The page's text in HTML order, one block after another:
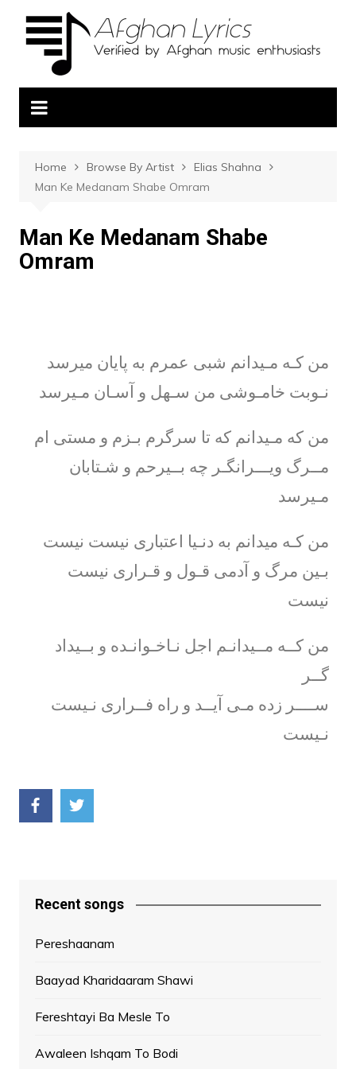
Home Browse By Artist
Elias Shahna
Man Ke Medanam Shabe Omram
Man Ke Medanam Shabe
Omram
من كـه مـیدانم شبی عمرم به پایان میرسد
نـوبت خامـوشی من سـهل و آسـان مـیرسد
من كه مـیدانم كه تا سرگرم بـزم و مستی ام
مــرگ ویـــرانگـر چه بــیرحم و شـتابان
مـیرسد
من كـه میدانم به دنـیا اعتباری نیست نیست
بـین مرگ و آدمی قـول و قـراری نیست
نیست
من كــه مــیدانـم اجل نـاخـوانـده و بــیداد
گــر
ســــر زده مـی آیــد و راه فــراری نـیست
نـیست
Recent songs
Pereshaanam
Baayad Kharidaaram Shawi
Fereshtayi Ba Mesle To
Awaleen Ishqam To Bodi